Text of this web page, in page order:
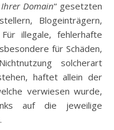
Domain“ gesetzten
Blogeinträgern,
illegale, fehlerhafte
für Schäden,
solcherart
haftet allein der
verwiesen wurde,
auf die jeweilige